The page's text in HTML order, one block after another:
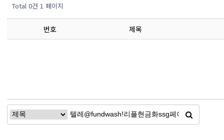
Total 0건 1 페이지
번호 제목